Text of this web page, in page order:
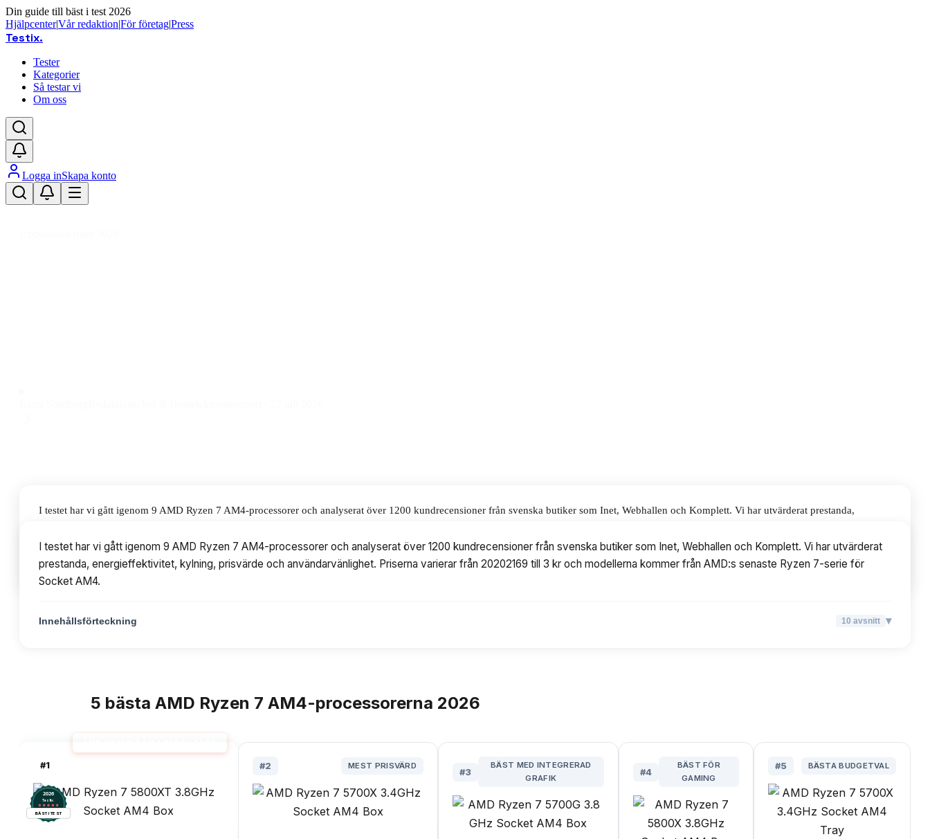
Din guide till bäst i test 2026
Hjälpcenter|Vår redaktion|För företag|Press
Testix.
Tester
Kategorier
Så testar vi
Om oss
Logga inSkapa konto
I testet har vi gått igenom 9 AMD Ryzen 7 AM4-processorer och analyserat över 1200 kundrecensioner från svenska butiker som Inet, Webhallen och Komplett. Vi har utvärderat prestanda,
Innehållsförteckning 10avsnitt
I testet har vi gått igenom 9 AMD Ryzen 7 AM4-processorer och analyserat över 1200 kundrecensioner från svenska butiker som Inet, Webhallen och Komplett. Vi har utvärderat
prestanda, energieffektivitet, kylning, prisvärde och användarvänlighet. Priserna varierar från 20202169 till 3 kr och modellerna kommer från AMD:s senaste Ryzen 7-serie för
Socket AM4.
Innehållsförteckning 10 avsnitt ▾
5 bästaAMD Ryzen 7 AM4-processorerna 2026
#1
2026
Testix.
BÄST I TEST
#2 MEST PRISVÄRD
#3
BÄST MED INTEGRERAD
GRAFIK
#4
BÄST FÖR
GAMING
#5 BÄSTA BUDGETVAL